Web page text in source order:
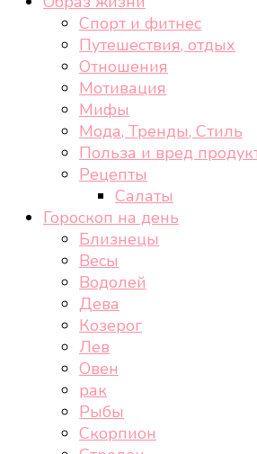
Спорт и фитнес
Путешествия, отдых
Отношения
Мотивация
Мифы
Мода, Тренды, Стиль
Польза и вред
Рецепты
Салаты
Гороскоп на день
Близнецы
Весы
Водолей
Дева
Козерог
Лев
Овен
рак
Рыбы
Скорпион